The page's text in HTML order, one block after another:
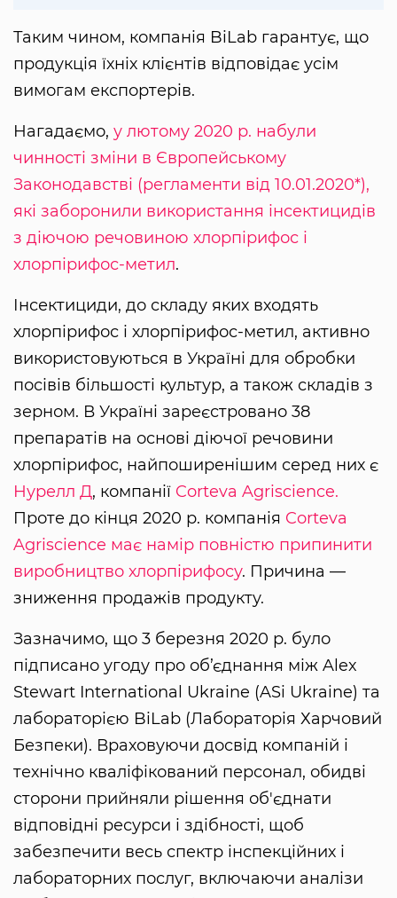
Таким чином, компанія BiLab гарантує, що
продукція їхніх клієнтів відповідає усім
вимогам експортерів.
Нагадаємо, у лютому 2020 р. набули
чинності зміни в Європейському
Законодавстві (регламенти від 10.01.2020*),
які заборонили використання інсектицидів
з діючою речовиною хлорпірифос і
хлорпірифос-метил.
Інсектициди, до складу яких входять
хлорпірифос і хлорпірифос-метил, активно
використовуються в Україні для обробки
посівів більшості культур, а також складів з
зерном. В Україні зареєстровано 38
препаратів на основі діючої речовини
хлорпірифос, найпоширенішим серед них є
Нурелл Д, компанії Corteva Agriscience.
Проте до кінця 2020 р. компанія Corteva
Agriscience має намір повністю припинити
виробництво хлорпірифосу. Причина —
зниження продажів продукту.
Зазначимо, що 3 березня 2020 р. було
підписано угоду про об’єднання між Alex
Stewart International Ukraine (ASi Ukraine) та
лабораторією BiLab (Лабораторія Харчовий
Безпеки). Враховуючи досвід компаній і
технічно кваліфікований персонал, обидві
сторони прийняли рішення об'єднати
відповідні ресурси і здібності, щоб
забезпечити весь спектр інспекційних і
лабораторних послуг, включаючи аналізи